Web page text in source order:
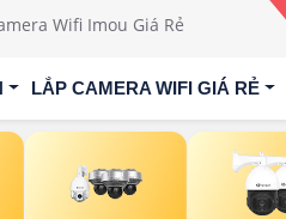
Wifi Imou Giá Rẻ
LẮP CAMERA WIFI GIÁ RẺ